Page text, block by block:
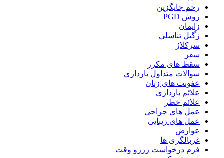
رحم جایگزین
روش PGD
زایمان
زگیل تناسلی
سرکلاژ
سفر
سقط های مکرر
سوالات متداول بارداری
عفونت های زنان
علائم بارداری
علائم خطر
عمل های جراحی
عمل های زیبایی
عوارض
غربالگری ها
فرم درخواست رزرو وقت